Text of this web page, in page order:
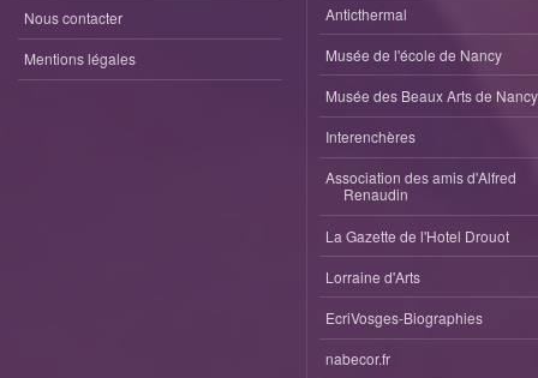
Nous contacter
Mentions légales
Anticthermal
Musée de l'école de Nancy
Musée des Beaux Arts de Nancy
Interenchères
Association des amis d'Alfred
Renaudin
La Gazette de l'Hotel Drouot
Lorraine d'Arts
EcriVosges-Biographies
nabecor.fr